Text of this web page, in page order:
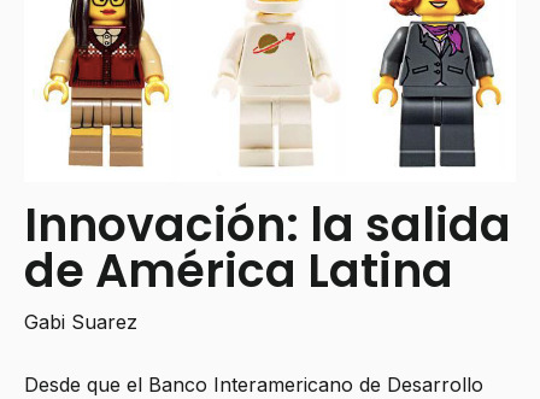
Innovación: la salida
de América Latina
Gabi Suarez
Desde que el Banco Interamericano de Desarrollo